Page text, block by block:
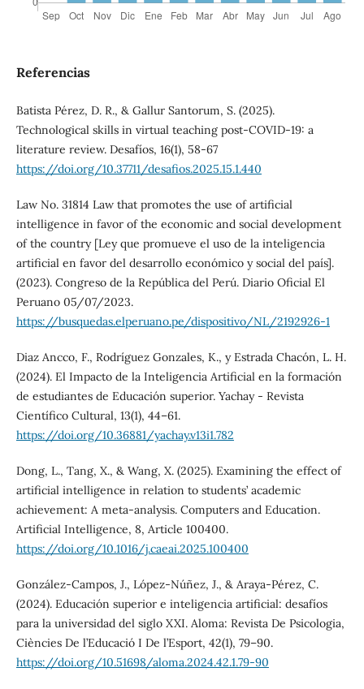
Referencias
Batista Pérez, D. R., & Gallur Santorum, S. (2025).
Technological skills in virtual teaching post-COVID-19: a
literature review. Desafíos, 16(1), 58-67
https://doi.org/10.37711/desafios.2025.15.1.440
Law No. 31814 Law that promotes the use of artificial
intelligence in favor of the economic and social development
of the country [Ley que promueve el uso de la inteligencia
artificial en favor del desarrollo económico y social del país].
(2023). Congreso de la República del Perú. Diario Oficial El
Peruano 05/07/2023.
https://busquedas.elperuano.pe/dispositivo/NL/2192926-1
Diaz Ancco, F., Rodríguez Gonzales, K., y Estrada Chacón, L. H.
(2024). El Impacto de la Inteligencia Artificial en la formación
de estudiantes de Educación superior. Yachay - Revista
Científico Cultural, 13(1), 44–61.
https://doi.org/10.36881/yachay.v13i1.782
Dong, L., Tang, X., & Wang, X. (2025). Examining the effect of
artificial intelligence in relation to students’ academic
achievement: A meta-analysis. Computers and Education.
Artificial Intelligence, 8, Article 100400.
https://doi.org/10.1016/j.caeai.2025.100400
González-Campos, J., López-Núñez, J., & Araya-Pérez, C.
(2024). Educación superior e inteligencia artificial: desafíos
para la universidad del siglo XXI. Aloma: Revista De Psicologia,
Ciències De l’Educació I De l’Esport, 42(1), 79–90.
https://doi.org/10.51698/aloma.2024.42.1.79-90